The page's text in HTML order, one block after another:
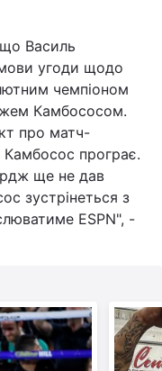
Василь
угоди щодо
чемпіоном
Камбососом.
про матч-
програє.
ще не дав
зустрінеться з
ESPN", -